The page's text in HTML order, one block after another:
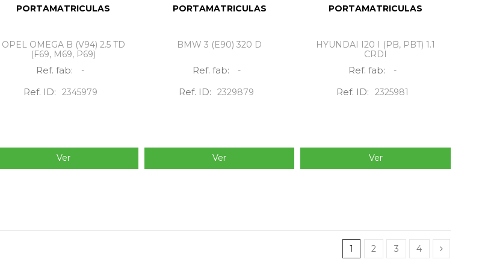
PORTAMATRICULAS
OPEL OMEGA B (V94) 2.5 TD
(F69, M69, P69)
Ref. fab: -
Ref. ID: 2345979
Ver
PORTAMATRICULAS
BMW 3 (E90) 320 D
Ref. fab: -
Ref. ID: 2329879
Ver
PORTAMATRICULAS
HYUNDAI I20 I (PB, PBT) 1.1
CRDI
Ref. fab: -
Ref. ID: 2325981
Ver
1 2 3 4